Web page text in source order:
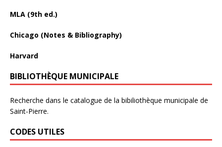
MLA (9th ed.)
Chicago (Notes & Bibliography)
Harvard
BIBLIOTHÈQUE MUNICIPALE
Recherche dans le catalogue de la bibiliothèque municipale de
Saint-Pierre.
CODES UTILES